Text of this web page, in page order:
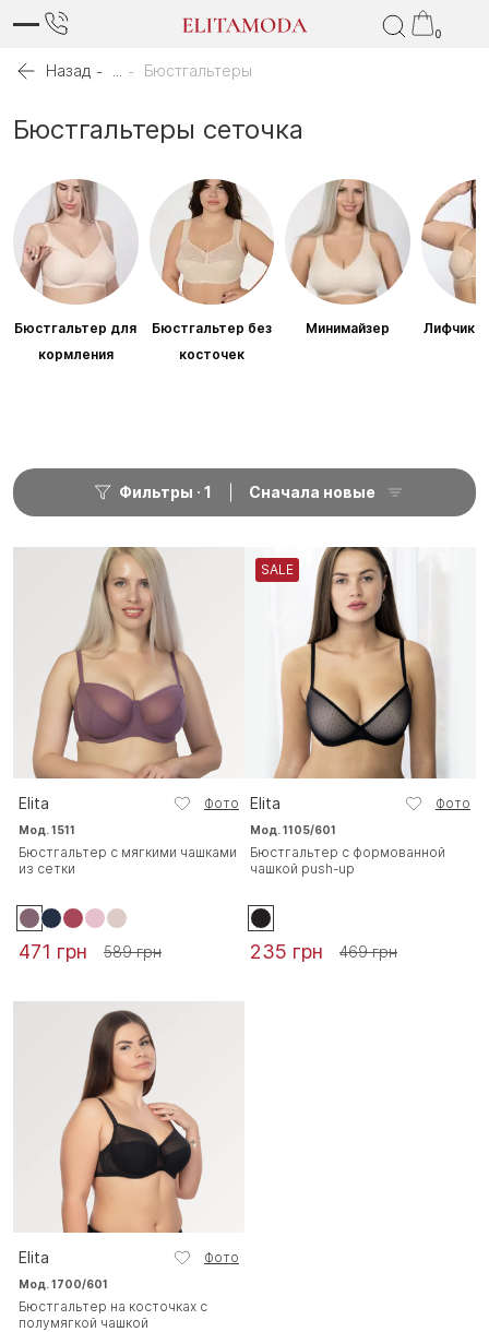
0
Назад Бюстгальтеры
Бюстгальтеры сеточка
Бюстгальтер для
кормления
Бюстгальтер без
косточек
Минимайзер Лифчик
Фильтры 1 Сначала новые
Elita Фото
Мод. 1511
Бюстгальтер с мягкими чашками
из сетки
471 грн 589 грн
SALE
Elita Фото
Мод. 1105/601
Бюстгальтер с формованной
чашкой push-up
235 грн 469 грн
Elita Фото
Мод. 1700/601
Бюстгальтер на косточках с
полумягкой чашкой